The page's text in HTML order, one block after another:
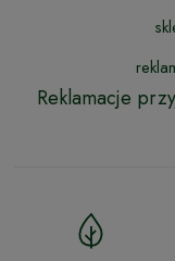
Reklamacje